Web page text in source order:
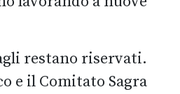
restano riservati.
e il Comitato Sagra